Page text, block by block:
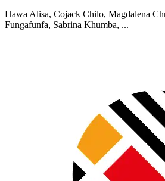
Hawa Alisa, Cojack Chilo, Magdalena
Fungafunfa, Sabrina Khumba, ...